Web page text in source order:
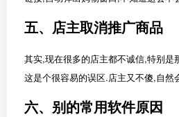
五、店主取消推广商品
其实,现在很多的店主都不诚信,特别是
这是个很容易的误区.店主又不傻,自
六、别的常用软件原因